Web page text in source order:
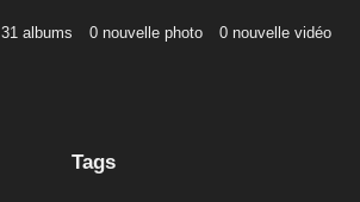
31 albums 0 nouvelle photo 0 nouvelle vidéo
Tags